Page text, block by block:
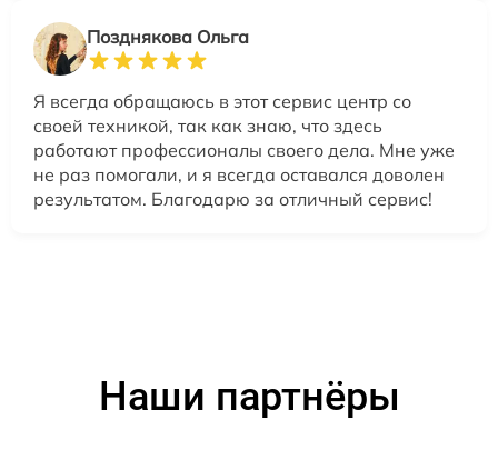
Позднякова Ольга
Я всегда обращаюсь в этот сервис центр со
своей техникой, так как знаю, что здесь
работают профессионалы своего дела. Мне уже
не раз помогали, и я всегда оставался доволен
результатом. Благодарю за отличный сервис!
Наши партнёры